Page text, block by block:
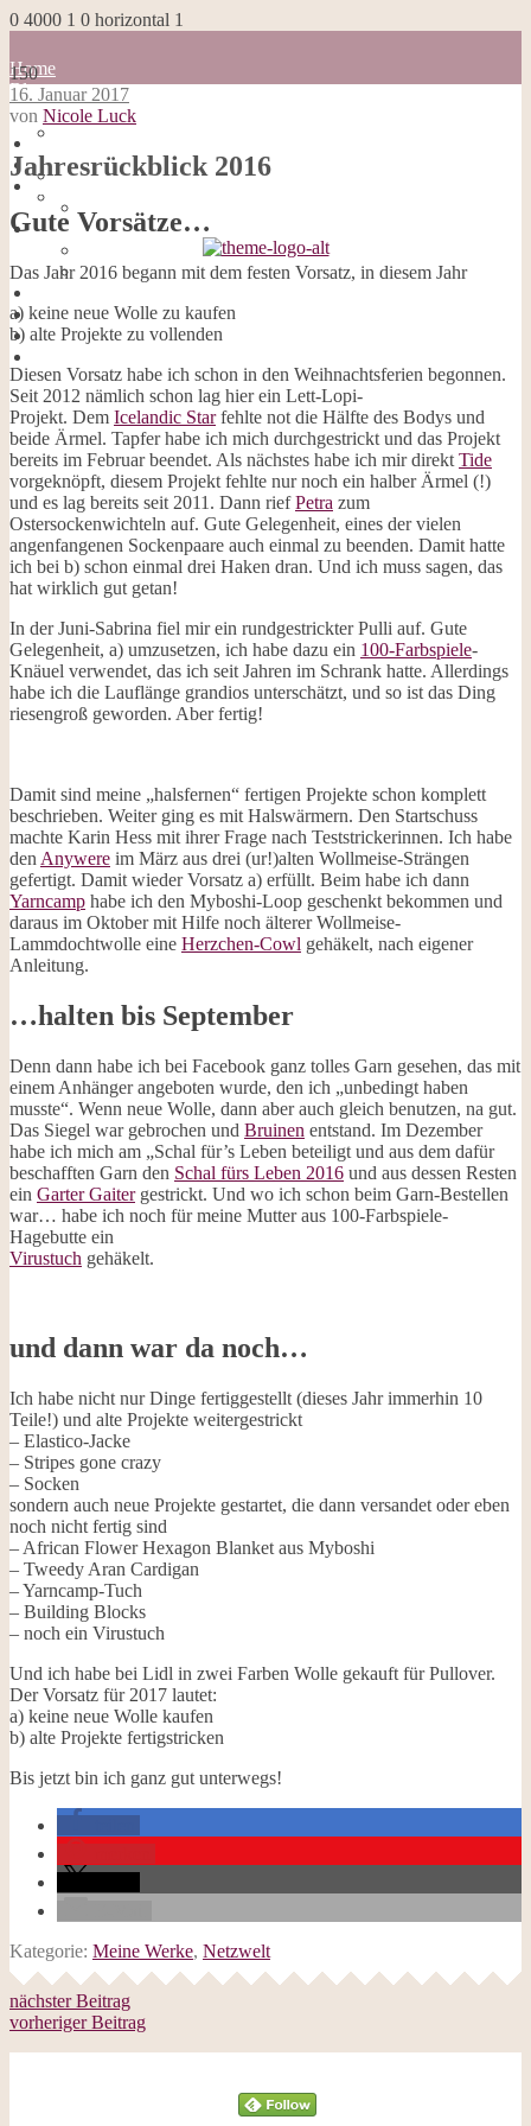
0 4000 1 0 horizontal 1
Home
Blog
about me
Impressum
Datenschutzerklärung
Galerie
Opal-Abos
Strickblogs
Hörbücher
150
Home
Blog
about me
Impressum
Datenschutzerklärung
Cookies
Opal-Abos
Strickblogs
16. Januar 2017
von Nicole Luck
Jahresrückblick 2016
Gute Vorsätze…
Das Jahr 2016 begann mit dem festen Vorsatz, in diesem Jahr
a) keine neue Wolle zu kaufen
b) alte Projekte zu vollenden
Diesen Vorsatz habe ich schon in den Weihnachtsferien begonnen.
Seit 2012 nämlich schon lag hier ein Lett-Lopi-
Projekt. Dem Icelandic Starfehlte not die Hälfte des Bodys und
beide Ärmel. Tapfer habe ich mich durchgestrickt und das Projekt
bereits im Februar beendet. Als nächstes habe ich mir direkt Tide
vorgeknöpft, diesem Projekt fehlte nur noch ein halber Ärmel (!)
und es lag bereits seit 2011. Dann riefPetra zum
Ostersockenwichteln auf. Gute Gelegenheit, eines der vielen
angenfangenen Sockenpaare auch einmal zu beenden. Damit hatte
ich bei b) schon einmal drei Haken dran. Und ich muss sagen, das
hat wirklich gut getan!
In der Juni-Sabrina fiel mir ein rundgestrickter Pulli auf. Gute
Gelegenheit, a) umzusetzen, ich habe dazu ein 100-Farbspiele-
Knäuel verwendet, das ich seit Jahren im Schrank hatte. Allerdings
habe ich die Lauflänge grandios unterschätzt, und so ist das Ding
riesengroß geworden. Aber fertig!
Damit sind meine „halsfernen“ fertigen Projekte schon komplett
beschrieben. Weiter ging es mit Halswärmern. Den Startschuss
machte Karin Hess mit ihrer Frage nach Teststrickerinnen. Ich habe
den Anywere im März aus drei (ur!)alten Wollmeise-Strängen
gefertigt. Damit wieder Vorsatz a) erfüllt. Beim habe ich dann
Yarncamp habe ich den Myboshi-Loop geschenkt bekommen und
daraus im Oktober mit Hilfe noch älterer Wollmeise-
Lammdochtwolle eine Herzchen-Cowl gehäkelt, nach eigener
Anleitung.
…halten bis September
Denn dann habe ich bei Facebook ganz tolles Garn gesehen, das mit
einem Anhänger angeboten wurde, den ich „unbedingt haben
musste“. Wenn neue Wolle, dann aber auch gleich benutzen, na gut.
Das Siegel war gebrochen und Bruinen entstand. Im Dezember
habe ich mich am „Schal für’s Leben beteiligt und aus dem dafür
beschafften Garn den Schal fürs Leben 2016 und aus dessen Resten
ein Garter Gaitergestrickt. Und wo ich schon beim Garn-Bestellen
war… habe ich noch für meine Mutter aus 100-Farbspiele-
Hagebutte ein
Virustuch gehäkelt.
und dann war da noch…
Ich habe nicht nur Dinge fertiggestellt (dieses Jahr immerhin 10
Teile!) und alte Projekte weitergestrickt
– Elastico-Jacke
– Stripes gone crazy
– Socken
sondern auch neue Projekte gestartet, die dann versandet oder eben
noch nicht fertig sind
– African Flower Hexagon Blanket aus Myboshi
– Tweedy Aran Cardigan
– Yarncamp-Tuch
– Building Blocks
– noch ein Virustuch
Und ich habe bei Lidl in zwei Farben Wolle gekauft für Pullover.
Der Vorsatz für 2017 lautet:
a) keine neue Wolle kaufen
b) alte Projekte fertigstricken
Bis jetzt bin ich ganz gut unterwegs!
Kategorie: Meine Werke, Netzwelt
nächster Beitrag
vorheriger Beitrag